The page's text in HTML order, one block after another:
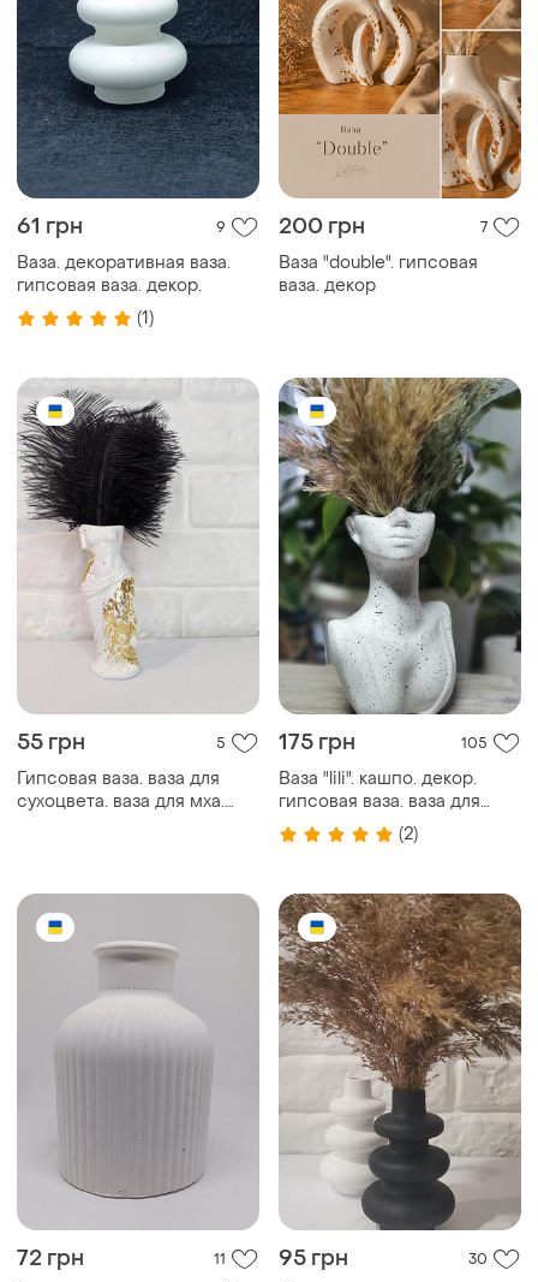
61 грн 9
Ваза. декоративная ваза.
гипсовая ваза. декор.
(1)
200 грн 7
Ваза "double". гипсовая
ваза. декор
55 грн 5
Гипсовая ваза. ваза для
сухоцвета. ваза для мха.
175 грн 105
Ваза "lili". кашпо. декор.
гипсовая ваза. ваза для
сухоцвета.
(2)
72 грн 11 95 грн 30